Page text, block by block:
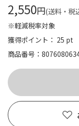
2,550円(送料・税
※軽減税率対象
獲得ポイント： 25 pt
商品番号